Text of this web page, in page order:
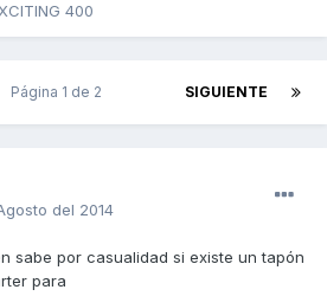
400
SIGUIENTE
Página 1 de 2
del 2014
sabe por casualidad si existe un tapón
para